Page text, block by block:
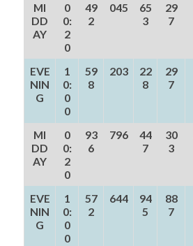
MI
DD
AY
0
0:
2
0
49
2
045
65
3
29
7
EVE
NIN
G
1
0:
0
0
59
8
203
22
8
29
7
MI
DD
AY
0
0:
2
0
93
6
796
44
7
30
3
EVE
NIN
G
1
0:
0
0
57
2
644
94
5
88
7